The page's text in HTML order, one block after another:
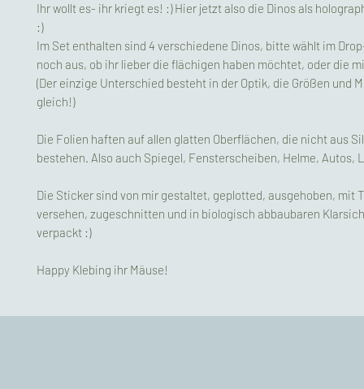
Ihr wollt es- ihr kriegt es! :) Hier jetzt also die Dinos als
:)
Im Set enthalten sind 4 verschiedene Dinos, bitte wählt im
noch aus, ob ihr lieber die flächigen haben möchtet, oder die
(Der einzige Unterschied besteht in der Optik, die Größen und
gleich!)
Die Folien haften auf allen glatten Oberflächen, die nicht aus
bestehen. Also auch Spiegel, Fensterscheiben, Helme, Autos,
Die Sticker sind von mir gestaltet, geplotted, ausgehoben, mit
versehen, zugeschnitten und in biologisch abbaubaren
verpackt :)
Happy Klebing ihr Mäuse!